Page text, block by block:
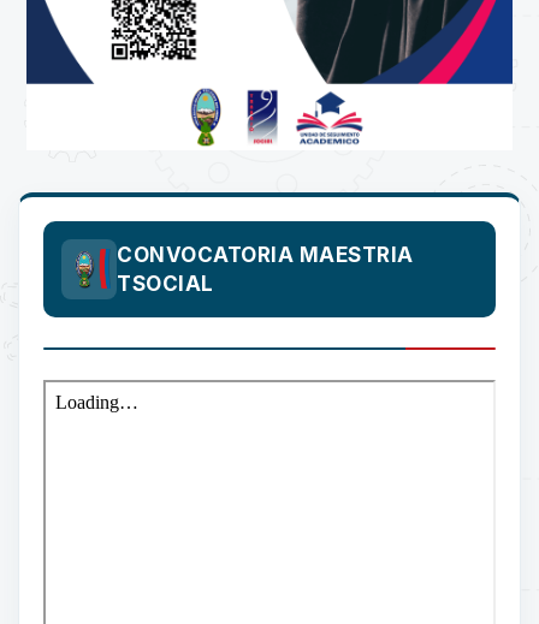
CONVOCATORIA MAESTRIA
TSOCIAL